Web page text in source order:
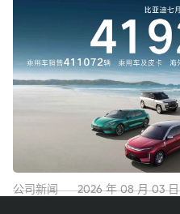
公司新闻 2026 年 08 月 03 日